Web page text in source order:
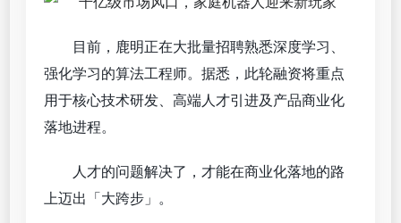
目前，鹿明正在大批量招聘熟悉深度学习、
强化学习的算法工程师。据悉，此轮融资将重点
用于核心技术研发、高端人才引进及产品商业化
落地进程。
人才的问题解决了，才能在商业化落地的路
上迈出「大跨步」。